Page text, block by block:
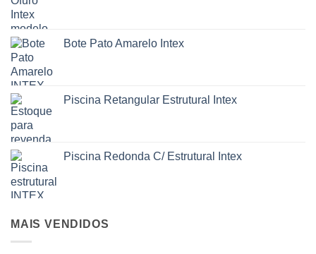
Bote Pato Amarelo Intex
Piscina Retangular Estrutural Intex
Piscina Redonda C/ Estrutural Intex
MAIS VENDIDOS